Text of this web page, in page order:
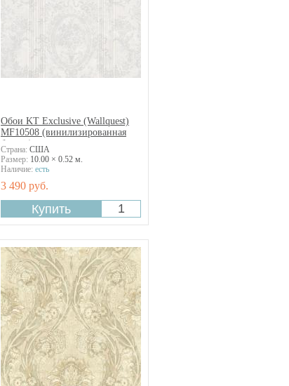
Обои KT Exclusive (Wallquest)
MF10508 (винилизированная
бумага)
Страна: США
Размер: 10.00 × 0.52 м.
Наличие: есть
3 490 руб.